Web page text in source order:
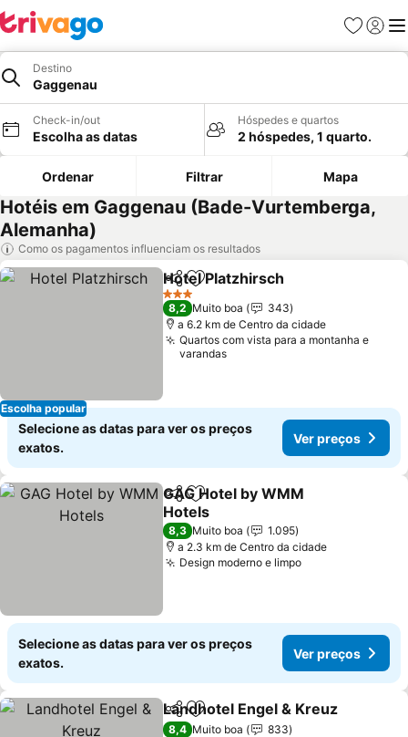
Favoritos
Iniciar
Destino
Gaggenau
Check-in/out
Escolha as datas
Hóspedes e quartos
2 hóspedes, 1 quarto.
Ordenar Filtrar Mapa
Hotéis em Gaggenau (Bade-Vurtemberga,
Alemanha)
Como os pagamentos influenciam os resultados
Escolha popular
PartilharAdicionar aos favoritos
Hotel Platzhirsch
3 Estrelas
8,2 Muito boa
343
a 6.2 km de Centro da cidade
Quartos com vista para a montanha e
varandas
Selecione as datas para ver os preços
exatos.
Ver preços
PartilharAdicionar aos favoritos
GAG Hotel by WMM
Hotels
Ver preços
8,3 Muito boa
1.095
a 2.3 km de Centro da cidade
Design moderno e limpoVer preços
Selecione as datas para ver os preços
exatos.
Ver preços
PartilharAdicionar aos favoritos
Landhotel Engel & Kreuz
8,4 Muito boa
833